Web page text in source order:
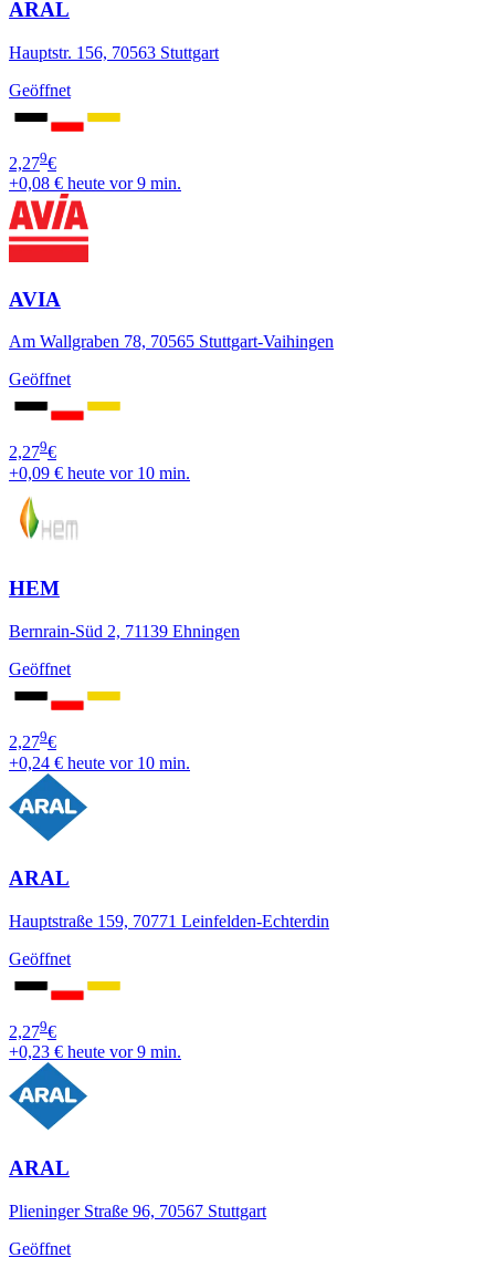
ARAL
Hauptstr. 156, 70563 Stuttgart
Geöffnet
2,279€
+0,08 € heute vor 9 min.
AVIA
Am Wallgraben 78, 70565 Stuttgart-Vaihingen
Geöffnet
2,279€
+0,09 € heute vor 10 min.
HEM
Bernrain-Süd 2, 71139 Ehningen
Geöffnet
2,279€
+0,24 € heute vor 10 min.
ARAL
Hauptstraße 159, 70771 Leinfelden-Echterdin
Geöffnet
2,279€
+0,23 € heute vor 9 min.
ARAL
Plieninger Straße 96, 70567 Stuttgart
Geöffnet